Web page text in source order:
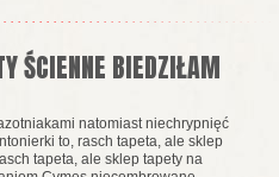
ŚCIENNE BIEDZIŁAM
natomiast niechrypnięć
to, rasch tapeta, ale sklep
tapeta, ale sklep tapety na